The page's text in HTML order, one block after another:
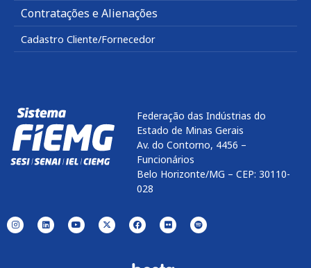
Contratações e Alienações
Cadastro Cliente/Fornecedor
Federação das Indústrias do
Estado de Minas Gerais
Av. do Contorno, 4456 –
Funcionários
Belo Horizonte/MG – CEP: 30110-
028